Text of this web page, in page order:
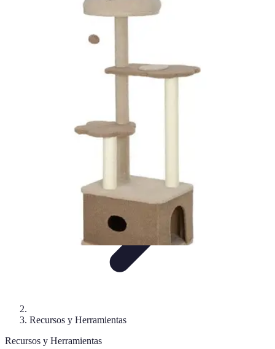
Formación a Distancia
Aprendizaje Efectivo Comparativas
Formación a Distancia
Recursos y Herramientas
Recursos y Herramientas